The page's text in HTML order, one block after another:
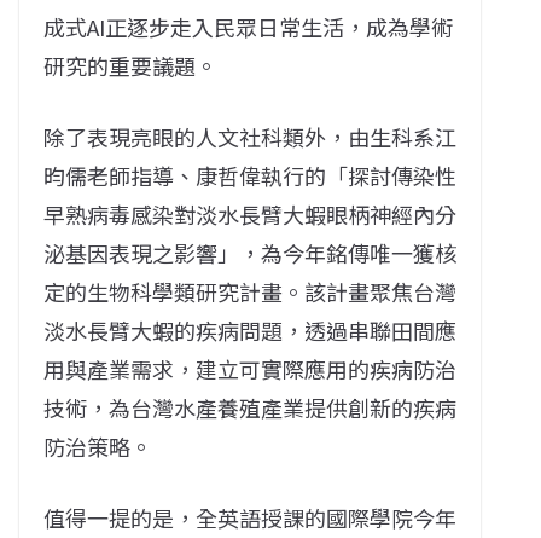
成式AI正逐步走入民眾日常生活，成為學術
研究的重要議題。
除了表現亮眼的人文社科類外，由生科系江
昀儒老師指導、康哲偉執行的「探討傳染性
早熟病毒感染對淡水長臂大蝦眼柄神經內分
泌基因表現之影響」，為今年銘傳唯一獲核
定的生物科學類研究計畫。該計畫聚焦台灣
淡水長臂大蝦的疾病問題，透過串聯田間應
用與產業需求，建立可實際應用的疾病防治
技術，為台灣水產養殖產業提供創新的疾病
防治策略。
值得一提的是，全英語授課的國際學院今年